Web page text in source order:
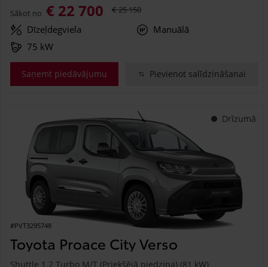
Sākot no € 22 700 € 25 150
Dīzeļdegviela
Manuālā
75 kW
Saņemt piedāvājumu Pievienot salīdzināšanai
Drīzumā
#PVT3295748
Toyota Proace City Verso
Shuttle 1.2 Turbo M/T (Priekšējā piedziņa) (81 kW)